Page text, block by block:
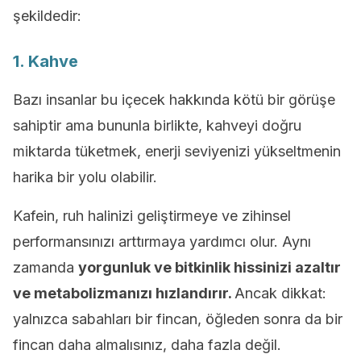
şekildedir:
1. Kahve
Bazı insanlar bu içecek hakkında kötü bir görüşe
sahiptir ama bununla birlikte, kahveyi doğru
miktarda tüketmek, enerji seviyenizi yükseltmenin
harika bir yolu olabilir.
Kafein, ruh halinizi geliştirmeye ve zihinsel
performansınızı arttırmaya yardımcı olur. Aynı
zamanda yorgunluk ve bitkinlik hissinizi azaltır
ve metabolizmanızı hızlandırır. Ancak dikkat:
yalnızca sabahları bir fincan, öğleden sonra da bir
fincan daha almalısınız, daha fazla değil.